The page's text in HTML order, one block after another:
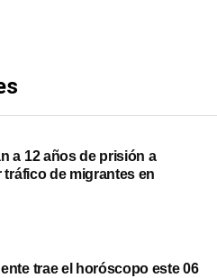
a 12 años de prisión a
tráfico de migrantes en
trae el horóscopo este 06